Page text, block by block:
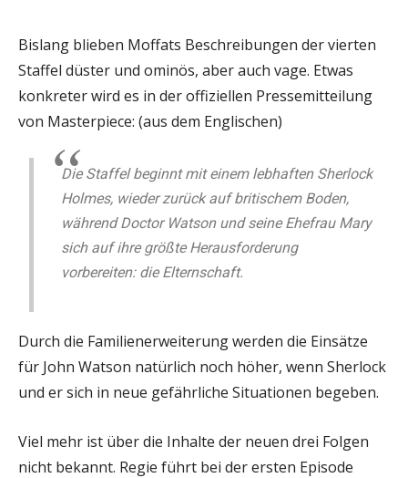
Bislang blieben Moffats Beschreibungen der vierten
Staffel düster und ominös, aber auch vage. Etwas
konkreter wird es in der offiziellen Pressemitteilung
von Masterpiece: (aus dem Englischen)
Die Staffel beginnt mit einem lebhaften Sherlock
Holmes, wieder zurück auf britischem Boden,
während Doctor Watson und seine Ehefrau Mary
sich auf ihre größte Herausforderung
vorbereiten: die Elternschaft.
Durch die Familienerweiterung werden die Einsätze
für John Watson natürlich noch höher, wenn Sherlock
und er sich in neue gefährliche Situationen begeben.
Viel mehr ist über die Inhalte der neuen drei Folgen
nicht bekannt. Regie führt bei der ersten Episode